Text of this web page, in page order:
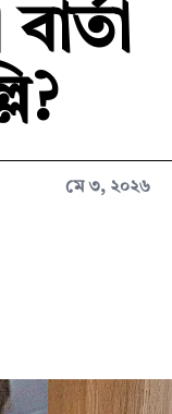
মে ৩, ২০২৬